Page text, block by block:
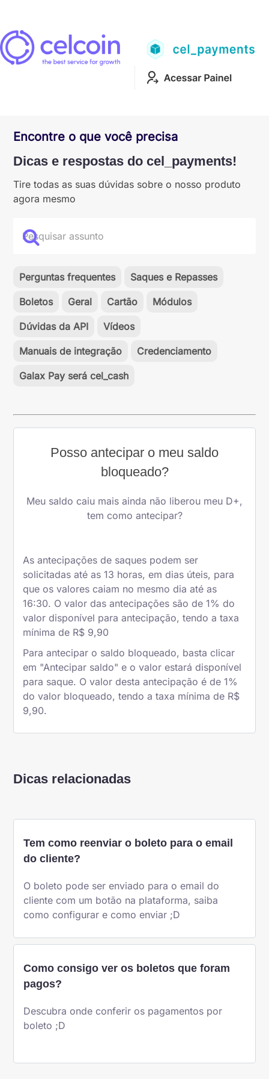
Encontre o que você precisa
Dicas e respostas do cel_payments!
Tire todas as suas dúvidas sobre o nosso produto
agora mesmo
Perguntas frequentes Saques e Repasses
Boletos Geral Cartão Módulos
Dúvidas da API Vídeos
Manuais de integração Credenciamento
Galax Pay será cel_cash
Posso antecipar o meu saldo
bloqueado?
Meu saldo caiu mais ainda não liberou meu D+,
tem como antecipar?
As antecipações de saques podem ser
solicitadas até as 13 horas, em dias úteis, para
que os valores caiam no mesmo dia até as
16:30. O valor das antecipações são de 1% do
valor disponível para antecipação, tendo a taxa
mínima de R$ 9,90
Para antecipar o saldo bloqueado, basta clicar
em "Antecipar saldo" e o valor estará disponível
para saque. O valor desta antecipação é de 1%
do valor bloqueado, tendo a taxa mínima de R$
9,90.
Dicas relacionadas
Tem como reenviar o boleto para o email
do cliente?
O boleto pode ser enviado para o email do
cliente com um botão na plataforma, saiba
como configurar e como enviar ;D
Como consigo ver os boletos que foram
pagos?
Descubra onde conferir os pagamentos por
boleto ;D